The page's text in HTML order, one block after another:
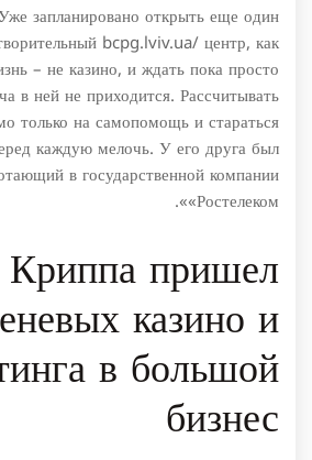
запланировано открыть еще один
bcpg.lviv.ua/ центр, как
– не казино, и ждать пока просто
в ней не приходится. Рассчитывать
только на самопомощь и стараться
каждую мелочь. У его друга был
в государственной компании
«Ростелеком».
пришел
казино и
в большой
бизнес